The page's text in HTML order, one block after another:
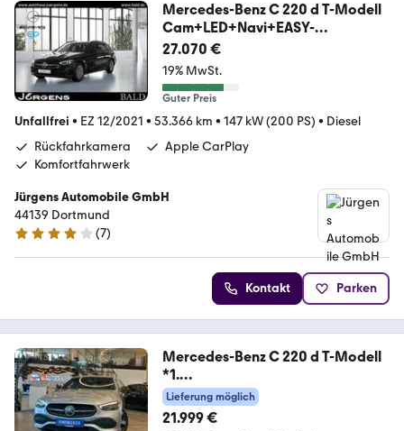
Mercedes-Benz C 220 d T-Modell
Cam+LED+Navi+EASY-
P+PTS+SHZ
27.070 €
19% MwSt.
Guter Preis
Unfallfrei • EZ 12/2021 • 53.366 km • 147 kW (200 PS) • Diesel
Rückfahrkamera
Apple CarPlay
Komfortfahrwerk
Jürgens Automobile GmbH
44139 Dortmund
4 Sterne
(7)
Kontakt Parken
Mercedes-Benz C 220 d T-Modell
*1.
Hand*Kamera*DAB*Klima*Navi*
Lieferung möglich
21.999 €